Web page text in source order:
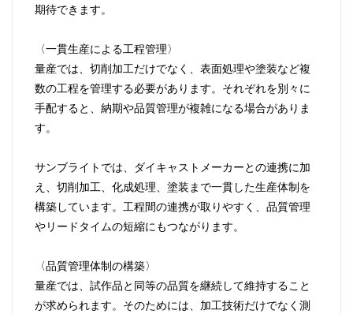
期待できます。
〈一貫生産による工程管理〉
量産では、切削加工だけでなく、表面処理や塗装など複
数の工程を管理する必要があります。それぞれを別々に
手配すると、納期や品質管理が複雑になる場合がありま
す。
サンブライトでは、ダイキャストメーカーとの連携に加
え、切削加工、化成処理、塗装まで一貫した生産体制を
構築しています。工程間の連携が取りやすく、品質管理
やリードタイムの短縮にもつながります。
〈品質管理体制の構築〉
量産では、試作品と同等の品質を継続して維持すること
が求められます。そのためには、加工技術だけでなく測